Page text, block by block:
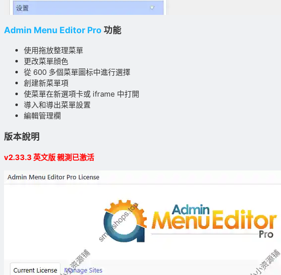
Admin Menu Editor Pro 功能
使用拖放整理菜單
更改菜單顔色
從 600 多個菜單圖标中進行選擇
創建新菜單項
使菜單在新選項卡或 iframe 中打開
導入和導出菜單設置
編輯管理欄
版本說明
v2.33.3 英文版 親測已激活